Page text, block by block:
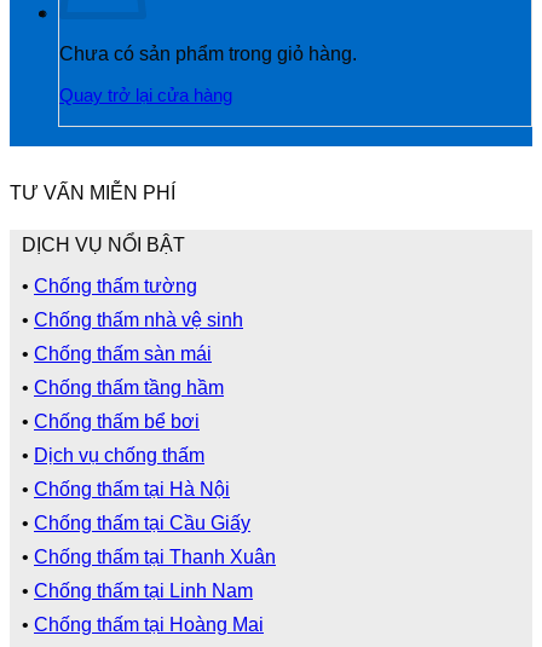
Chưa có sản phẩm trong giỏ hàng.
Quay trở lại cửa hàng
TƯ VẤN MIỄN PHÍ
DỊCH VỤ NỔI BẬT
• Chống thấm tường
• Chống thấm nhà vệ sinh
• Chống thấm sàn mái
• Chống thấm tầng hầm
• Chống thấm bể bơi
• Dịch vụ chống thấm
• Chống thấm tại Hà Nội
• Chống thấm tại Cầu Giấy
• Chống thấm tại Thanh Xuân
• Chống thấm tại Linh Nam
• Chống thấm tại Hoàng Mai